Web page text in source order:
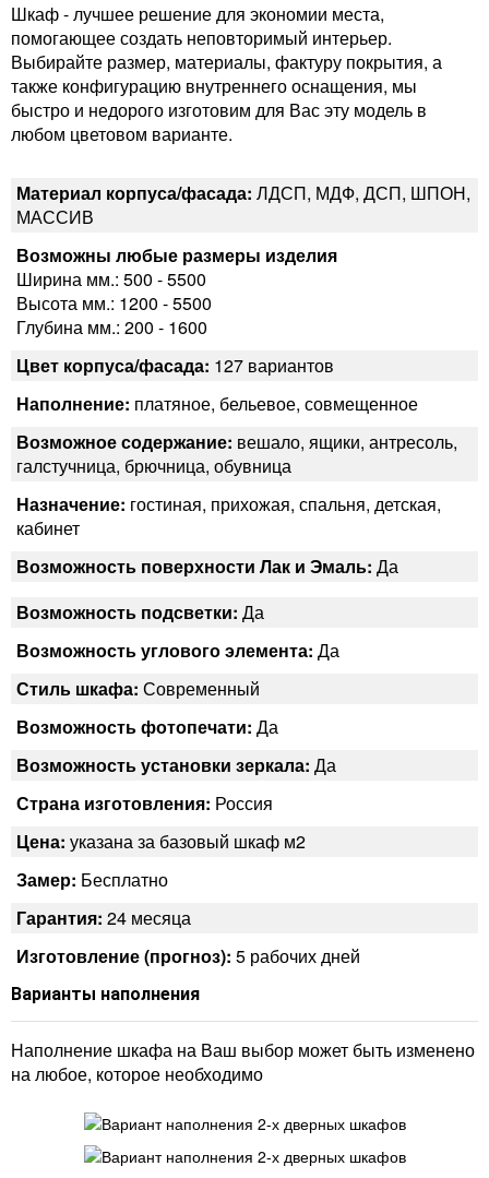
Шкаф - лучшее решение для экономии места,
помогающее создать неповторимый интерьер.
Выбирайте размер, материалы, фактуру покрытия, а
также конфигурацию внутреннего оснащения, мы
быстро и недорого изготовим для Вас эту модель в
любом цветовом варианте.
Материал корпуса/фасада: ЛДСП, МДФ, ДСП, ШПОН,
МАССИВ
Возможны любые размеры изделия
Ширина мм.: 500 - 5500
Высота мм.: 1200 - 5500
Глубина мм.: 200 - 1600
Цвет корпуса/фасада: 127 вариантов
Наполнение: платяное, бельевое, совмещенное
Возможное содержание: вешало, ящики, антресоль,
галстучница, брючница, обувница
Назначение: гостиная, прихожая, спальня, детская,
кабинет
Возможность поверхности Лак и Эмаль: Да
Возможность подсветки: Да
Возможность углового элемента: Да
Стиль шкафа: Современный
Возможность фотопечати: Да
Возможность установки зеркала: Да
Страна изготовления: Россия
Цена: указана за базовый шкаф м2
Замер: Бесплатно
Гарантия: 24 месяца
Изготовление (прогноз): 5 рабочих дней
Варианты наполнения
Наполнение шкафа на Ваш выбор может быть изменено
на любое, которое необходимо